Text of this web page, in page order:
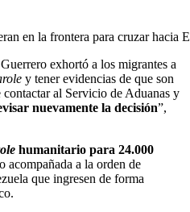
en la frontera para cruzar hacia
exhortó a los migrantes a
y tener evidencias de que son
al Servicio de Aduanas y
nuevamente la decisión”,
humanitario para 24.000
acompañada a la orden de
que ingresen de forma